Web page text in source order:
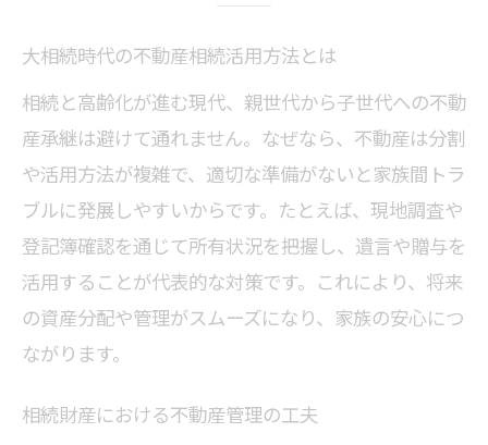
大相続時代の不動産相続活用方法とは
相続と高齢化が進む現代、親世代から子世代への不動
産承継は避けて通れません。なぜなら、不動産は分割
や活用方法が複雑で、適切な準備がないと家族間トラ
ブルに発展しやすいからです。たとえば、現地調査や
登記簿確認を通じて所有状況を把握し、遺言や贈与を
活用することが代表的な対策です。これにより、将来
の資産分配や管理がスムーズになり、家族の安心につ
ながります。
相続財産における不動産管理の工夫